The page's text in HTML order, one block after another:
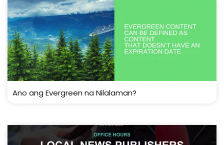
Ano ang Evergreen na Nilalaman?